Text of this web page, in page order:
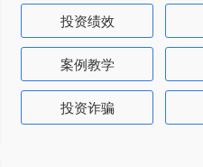
投资绩效
案例教学
投资诈骗